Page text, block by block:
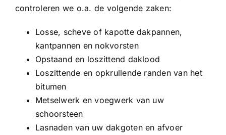
controleren we o.a. de volgende zaken:
Losse, scheve of kapotte dakpannen,
kantpannen en nokvorsten
Opstaand en loszittend daklood
Loszittende en opkrullende randen van het
bitumen
Metselwerk en voegwerk van uw
schoorsteen
Lasnaden van uw dakgoten en afvoer